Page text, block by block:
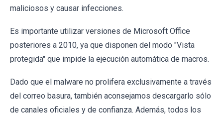
maliciosos y causar infecciones.
Es importante utilizar versiones de Microsoft Office
posteriores a 2010, ya que disponen del modo "Vista
protegida" que impide la ejecución automática de macros.
Dado que el malware no prolifera exclusivamente a través
del correo basura, también aconsejamos descargarlo sólo
de canales oficiales y de confianza. Además, todos los